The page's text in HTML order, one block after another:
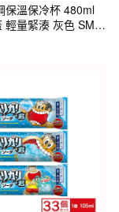
保溫保冷杯 480ml
輕量緊湊 灰色 SM-